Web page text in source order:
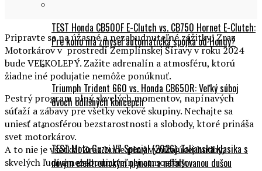
TEST Honda CB500F E-Clutch vs. CB750 Hornet E-Clutch:
Pre koho má zmysel automatická spojka od Hondy?
Triumph Trident 660 vs. Honda CB650R: Veľký súboj
dvoch odlišných koncepcií
TEST Moto Guzzi V7 Special (2026): Talianska klasika s
novým elektronickým plynom a nefalšovanou dušou
Pripravte sa na úžasné a nezabudnuteľné zážitky! Zraz
Motorkárov v prostredí Zemplínskej Šíravy v roku 2024
bude VEĽKOLEPÝ. Zažite adrenalín a atmosféru, ktorú
žiadne iné podujatie nemôže ponúknuť.
Pestrý program plný skvelých momentov, napínavých
súťaží a zábavy pre všetky vekové skupiny. Nechajte sa
uniesť atmosférou bezstarostnosti a slobody, ktoré prináša
svet motorkárov.
A to nie je všetko! Zraz bude plný vynikajúcej hudby,
skvelých ľudí a nezabudnuteľnej atmosféry.